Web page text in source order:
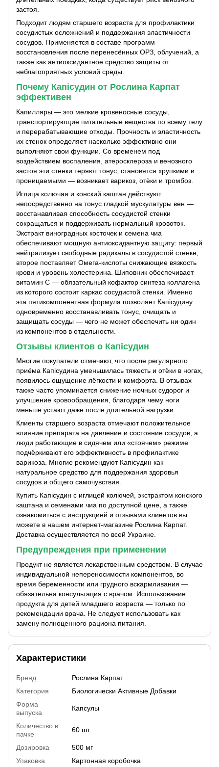
застоя.
Подходит людям старшего возраста для профилактики
сосудистых осложнений и поддержания эластичности
сосудов. Применяется в составе программ
восстановления после перенесённых ОРЗ, облучений, а
также как антиоксидантное средство защиты от
неблагоприятных условий среды.
Почему Капісудин от Рослина Карпат
эффективен
Капилляры — это мелкие кровеносные сосуды,
транспортирующие питательные вещества по всему телу
и перерабатывающие отходы. Прочность и эластичность
их стенок определяет насколько эффективно они
выполняют свои функции. Со временем под
воздействием воспаления, атеросклероза и венозного
застоя эти стенки теряют тонус, становятся хрупкими и
проницаемыми — возникает варикоз, отёки и тромбоз.
Иглица колючая и конский каштан действуют
непосредственно на тонус гладкой мускулатуры вен —
восстанавливая способность сосудистой стенки
сокращаться и поддерживать нормальный кровоток.
Экстракт виноградных косточек и семена чиа
обеспечивают мощную антиоксидантную защиту: первый
нейтрализует свободные радикалы в сосудистой стенке,
второе поставляет Омега-кислоты снижающие вязкость
крови и уровень холестерина. Шиповник обеспечивает
витамин С — обязательный кофактор синтеза коллагена
из которого состоит каркас сосудистой стенки. Именно
эта пятикомпонентная формула позволяет Капісудину
одновременно восстанавливать тонус, очищать и
защищать сосуды — чего не может обеспечить ни один
из компонентов в отдельности.
Отзывы клиентов о Капісудин
Многие покупатели отмечают, что после регулярного
приёма Капісудина уменьшилась тяжесть и отёки в ногах,
появилось ощущение лёгкости и комфорта. В отзывах
также часто упоминается снижение ночных судорог и
улучшение кровообращения, благодаря чему ноги
меньше устают даже после длительной нагрузки.
Клиенты старшего возраста отмечают положительное
влияние препарата на давление и состояние сосудов, а
люди работающие в сидячем или «стоячем» режиме
подчёркивают его эффективность в профилактике
варикоза. Многие рекомендуют Капісудин как
натуральное средство для поддержания здоровья
сосудов и общего самочувствия.
Купить Капісудин с иглицей колючей, экстрактом конского
каштана и семенами чиа по доступной цене, а также
ознакомиться с инструкцией и отзывами клиентов вы
можете в нашем интернет-магазине Рослина Карпат.
Доставка осуществляется по всей Украине.
Предупреждения при применении
Продукт не является лекарственным средством. В случае
индивидуальной непереносимости компонентов, во
время беременности или грудного вскармливания —
обязательна консультация с врачом. Использование
продукта для детей младшего возраста — только по
рекомендации врача. Не следует использовать как
замену полноценного рациона питания.
Характеристики
Бренд
Рослина Карпат
Категория
Биологически Активные Добавки
Форма
выпуска
Капсулы
Количество в
пачке
60 шт
Дозировка
500 мг
Упаковка
Картонная коробочка